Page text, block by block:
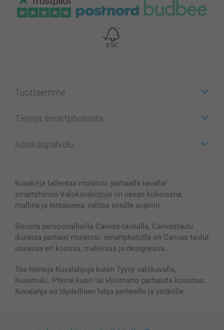
Tuotteemme
Kuvakortit
Kuvakirjat
Kännykkä & Tabletti
MyNameBook
Valokuvakehykset & Lisätarvikkeet
Lahjakortti
Kaikki kuvatuotteet
Tietoja smartphotosta
Affiliate ohjelma
Sivukartta
Ehdot/takuut
Asiakaspalvelu
smartbonus
Hinnat & maksutavat
Kuvakirja tallentaa muistosi parhaalla tavalla!
smartphoton Valokuvakirjoja on usean kokoisena,
mallina ja hintaisena, valitse sinulle sopivin.
Sisusta persoonallisilla Canvas-tauluilla, Canvastaulu
ikuistaa parhaat muistosi. smartphotolla on Canvas taulut
useassa eri koossa, malleissa ja designessa.
Tee hienoja Kuvalahjoja kuten Tyyny valokuvalla,
Kuvamuki, iPhone kuori tai Hiirimatto parhaista kuvistasi.
Kuvalahja on täydellinen lahja perheelle ja ystäville.